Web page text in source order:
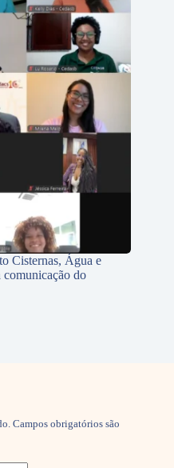
Cisternas, Água e
comunicação do
Campos obrigatórios são